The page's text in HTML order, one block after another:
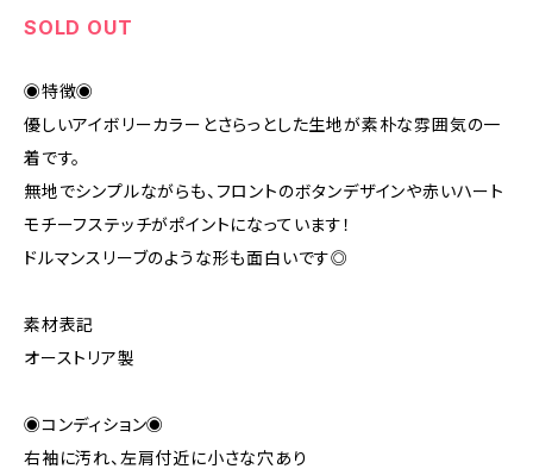
SOLD OUT
◉特徴◉
優しいアイボリーカラーとさらっとした生地が素朴な雰囲気の一
着です。
無地でシンプルながらも、フロントのボタンデザインや赤いハート
モチーフステッチがポイントになっています！
ドルマンスリーブのような形も面白いです◎
素材表記
オーストリア製
◉コンディション◉
右袖に汚れ、左肩付近に小さな穴あり